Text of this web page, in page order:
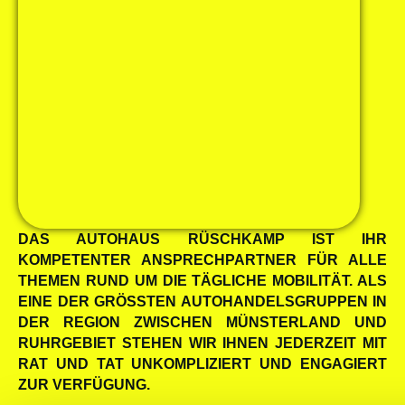
DAS AUTOHAUS RÜSCHKAMP IST IHR
KOMPETENTER ANSPRECH­PARTNER FÜR ALLE
THEMEN RUND UM DIE TÄGLICHE MOBILITÄT. ALS
EINE DER GRÖSSTEN AUTOHANDELS­GRUPPEN IN D
ER REGION ZWISCHEN MÜNSTERLAND UND R
UHRGEBIET STEHEN WIR IHNEN JEDERZEIT MIT R
AT UND TAT UNKOMPLIZIERT UND ENGAGIERT Z
UR VERFÜGUNG.